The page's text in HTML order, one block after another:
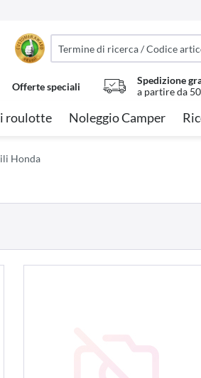
Offerte speciali
Spedizione
a partire da
roulotte Noleggio Camper
Honda